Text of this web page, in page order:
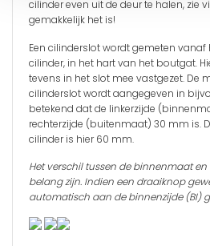
standaard uitgevoerd met een
Tevens is er de optie de Mul-T-Lock
voorzien van een tweezijdige
genoemd. Dit houdt in dat u de
er een sleutel aan de andere zijde van
Lock MTL400 Classic PRO cilinder is
robuuste keersleutel. Dit zorgt voor
De Mul-T-Lock MTL400 Classic PRO
verschillende maatvoeringen
cilinder even uit de deur te halen, zie
gemakkelijk het is!
Een cilinderslot wordt gemeten
cilinder, in het hart van het boutgat.
tevens in het slot mee vastgezet. De
cilinderslot wordt aangegeven in
betekend dat de linkerzijde
rechterzijde (buitenmaat) 30 mm is.
cilinder is hier 60 mm.
Het verschil tussen de binnenmaat
belang zijn. Indien een draaiknop
automatisch aan de binnenzijde (BI)